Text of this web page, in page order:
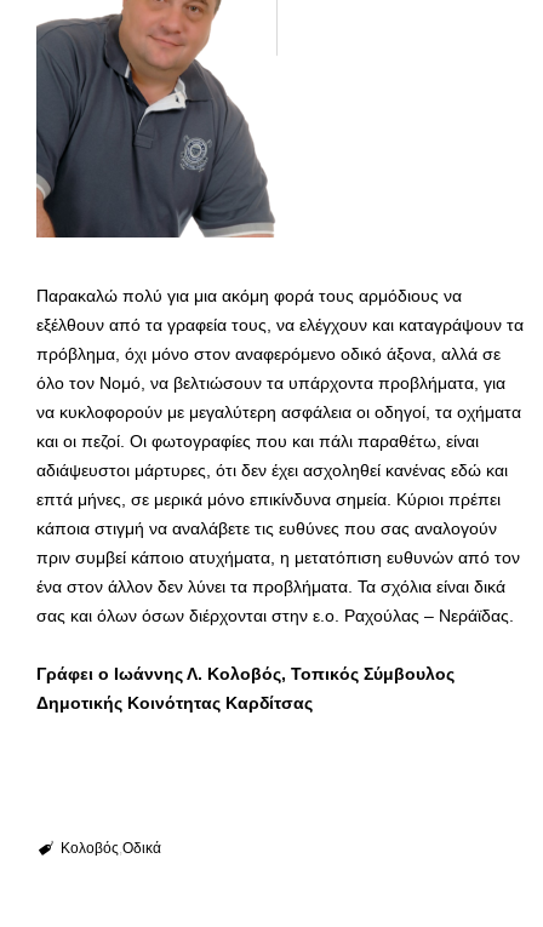
Παρακαλώ πολύ για μια ακόμη φορά τους αρμόδιους να
εξέλθουν από τα γραφεία τους, να ελέγχουν και καταγράψουν τα
πρόβλημα, όχι μόνο στον αναφερόμενο οδικό άξονα, αλλά σε
όλο τον Νομό, να βελτιώσουν τα υπάρχοντα προβλήματα, για
να κυκλοφορούν με μεγαλύτερη ασφάλεια οι οδηγοί, τα οχήματα
και οι πεζοί. Οι φωτογραφίες που και πάλι παραθέτω, είναι
αδιάψευστοι μάρτυρες, ότι δεν έχει ασχοληθεί κανένας εδώ και
επτά μήνες, σε μερικά μόνο επικίνδυνα σημεία. Κύριοι πρέπει
κάποια στιγμή να αναλάβετε τις ευθύνες που σας αναλογούν
πριν συμβεί κάποιο ατυχήματα, η μετατόπιση ευθυνών από τον
ένα στον άλλον δεν λύνει τα προβλήματα. Τα σχόλια είναι δικά
σας και όλων όσων διέρχονται στην ε.ο. Ραχούλας – Νεράϊδας.
Γράφει ο Ιωάννης Λ. Κολοβός, Τοπικός Σύμβουλος
Δημοτικής Κοινότητας Καρδίτσας
Κολοβός Οδικά